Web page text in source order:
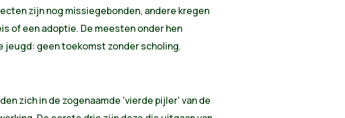
zijn nog missiegebonden, andere kregen
of een adoptie. De meesten onder hen
jeugd: geen toekomst zonder scholing.
zich in de zogenaamde 'vierde pijler' van de